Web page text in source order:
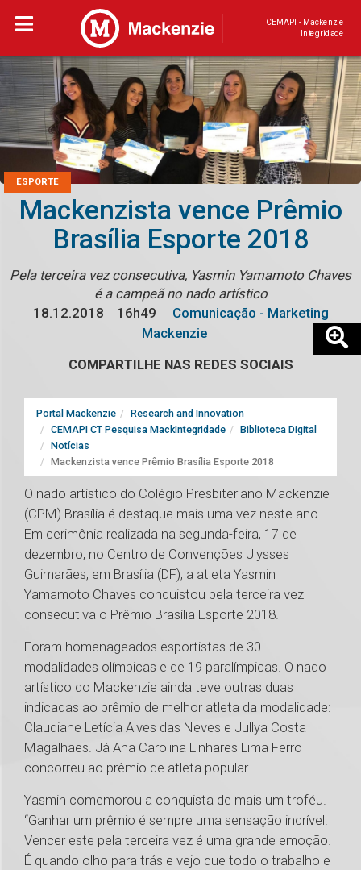
CEMAPI - Mackenzie
Integridade
ESPORTE
Mackenzista vence Prêmio
Brasília Esporte 2018
Pela terceira vez consecutiva, Yasmin Yamamoto Chaves
é a campeã no nado artístico
18.12.2018
16h49
Comunicação - Marketing
Mackenzie
COMPARTILHE NAS REDES SOCIAIS
Portal Mackenzie
Research and Innovation
CEMAPI CT Pesquisa MackIntegridade
Biblioteca Digital
Notícias
Mackenzista vence Prêmio Brasília Esporte 2018
O nado artístico do Colégio Presbiteriano Mackenzie
(CPM) Brasília é destaque mais uma vez neste ano.
Em cerimônia realizada na segunda-feira, 17 de
dezembro, no Centro de Convenções Ulysses
Guimarães, em Brasília (DF), a atleta Yasmin
Yamamoto Chaves conquistou pela terceira vez
consecutiva o Prêmio Brasília Esporte 2018.
Foram homenageados esportistas de 30
modalidades olímpicas e de 19 paralímpicas. O nado
artístico do Mackenzie ainda teve outras duas
indicadas ao prêmio de melhor atleta da modalidade:
Claudiane Letícia Alves das Neves e Jullya Costa
Magalhães. Já Ana Carolina Linhares Lima Ferro
concorreu ao prêmio de atleta popular.
Yasmin comemorou a conquista de mais um troféu.
“Ganhar um prêmio é sempre uma sensação incrível.
Vencer este pela terceira vez é uma grande emoção.
É quando olho para trás e vejo que todo o trabalho e